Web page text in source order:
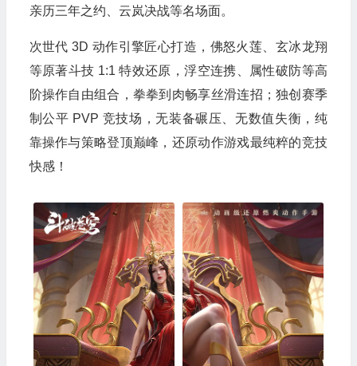
亲历三年之约、云岚决战等名场面。
次世代 3D 动作引擎匠心打造，佛怒火莲、玄冰龙翔
等原著斗技 1:1 特效还原，浮空连携、属性破防等高
阶操作自由组合，拳拳到肉畅享丝滑连招；独创赛季
制公平 PVP 竞技场，无装备碾压、无数值失衡，纯
靠操作与策略登顶巅峰，还原动作游戏最纯粹的竞技
快感！